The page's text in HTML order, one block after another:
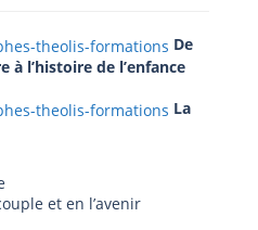
De
à l’histoire de l’enfance
La
et en l’avenir